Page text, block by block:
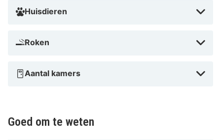
Huisdieren
Roken
Aantal kamers
Goed om te weten